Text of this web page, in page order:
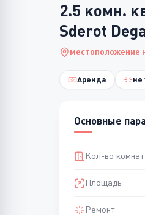
2.5 комн.
Sderot
местоположение
Аренда не
Основные
Кол-во комнат
Площадь
Ремонт